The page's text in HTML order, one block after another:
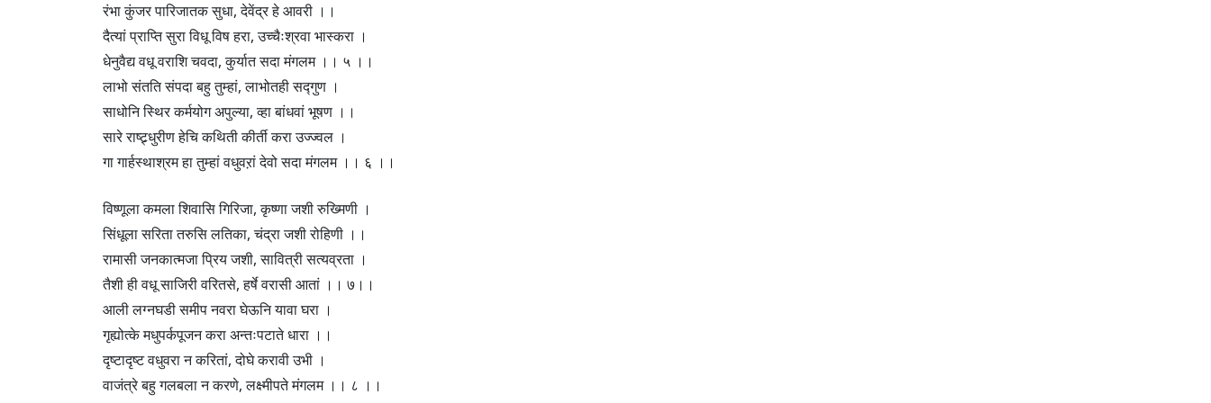
रंभा कुंजर पारिजातक सुधा, देवेंद्र हे आवरी ।।
दैत्यां प्राप्ति सुरा विधू विष हरा, उच्चैःश्रवा भास्करा ।
धेनुवैद्य वधू वराशि चवदा, कुर्यात सदा मंगलम ।। ५ ।।
लाभो संतति संपदा बहु तुम्हां, लाभोतही सद्गुण ।
साधोनि स्थिर कर्मयोग अपुल्या, व्हा बांधवां भूषण ।।
सारे राष्ट्र्धुरीण हेचि कथिती कीर्ती करा उज्ज्वल ।
गा गार्हस्थाश्रम हा तुम्हां वधुवऱां देवो सदा मंगलम ।। ६ ।।
विष्णूला कमला शिवासि गिरिजा, कृष्णा जशी रुख्मिणी ।
सिंधूला सरिता तरुसि लतिका, चंद्रा जशी रोहिणी ।।
रामासी जनकात्मजा प्रिय जशी, सावित्री सत्यव्रता ।
तैशी ही वधू साजिरी वरितसे, हर्षे वरासी आतां ।। ७।।
आली लग्नघडी समीप नवरा घेऊनि यावा घरा ।
गृह्योत्के मधुपर्कपूजन करा अन्तःपटाते धारा ।।
दृष्टादृष्ट वधुवरा न करितां, दोघे करावी उभी ।
वाजंत्रे बहु गलबला न करणे, लक्ष्मीपते मंगलम ।। ८ ।।